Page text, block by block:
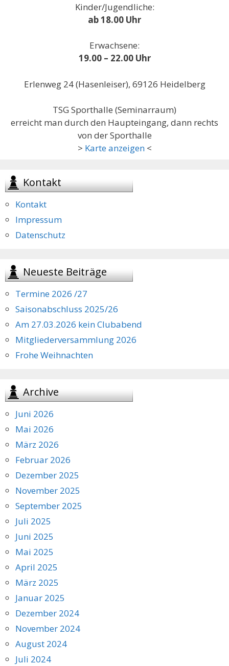
Kinder/Jugendliche:
ab 18.00 Uhr
Erwachsene:
19.00 – 22.00 Uhr
Erlenweg 24 (Hasenleiser), 69126 Heidelberg
TSG Sporthalle (Seminarraum)
erreicht man durch den Haupteingang, dann rechts
von der Sporthalle
> Karte anzeigen<
Kontakt
Kontakt
Impressum
Datenschutz
Neueste Beiträge
Termine 2026 /27
Saisonabschluss 2025/26
Am 27.03.2026 kein Clubabend
Mitgliederversammlung 2026
Frohe Weihnachten
Archive
Juni 2026
Mai 2026
März 2026
Februar 2026
Dezember 2025
November 2025
September 2025
Juli 2025
Juni 2025
Mai 2025
April 2025
März 2025
Januar 2025
Dezember 2024
November 2024
August 2024
Juli 2024